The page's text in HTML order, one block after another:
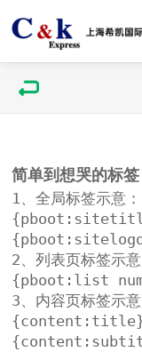
简单到想哭的标签
1、全局标签示意：
2、列表页标签示意
{pboot:list
3、内容页标签示意
{content:title}